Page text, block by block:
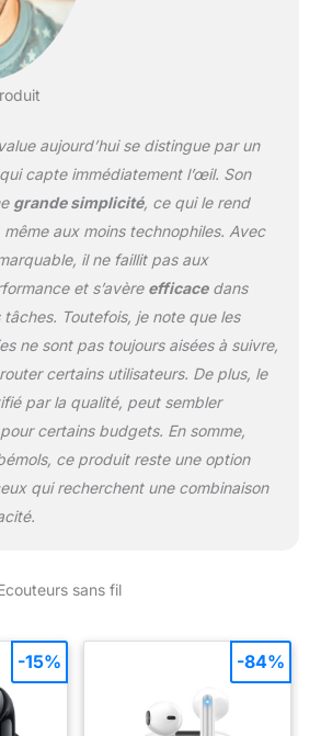
aujourd’hui se distingue par un
capte immédiatement l’œil. Son
grande simplicité, ce qui le rend
aux moins technophiles. Avec
il ne faillit pas aux
et s’avère efficacedans
tâches. Toutefois, je note que les
ne sont pas toujours aisées à suivre,
certains utilisateurs. De plus, le
par la qualité, peut sembler
certains budgets. En somme,
ce produit reste une option
qui recherchent une combinaison
sans fil
-15% -84%